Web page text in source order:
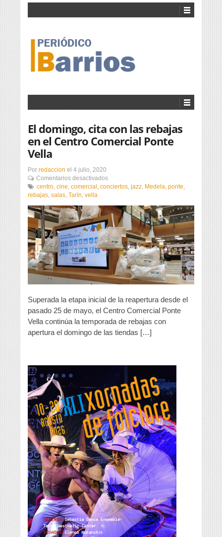
El domingo, cita con las rebajas
en el Centro Comercial Ponte
Vella
Por redaccion el 4 julio, 2020
Comentarios desactivadosen
El
con
las
rebajas
en
el
Centro
Comercial
Ponte
Vella
centro, cine, comercial , conciertos, jazz, Medela, ponte,
rebajas, salas, Tarín, vella
Superada la etapa inicial de la reapertura desde el
pasado 25 de mayo, el Centro Comercial Ponte
Vella continúa la temporada de rebajas con
apertura el domingo de las tiendas […]